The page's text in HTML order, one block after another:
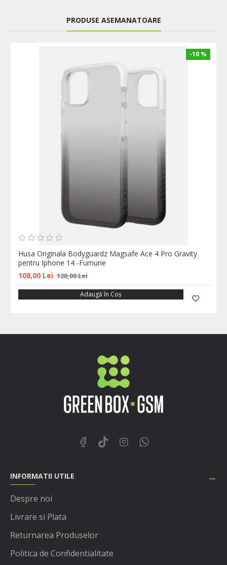
PRODUSE ASEMANATOARE
-10 %
Husa Originala Bodyguardz Magsafe Ace 4 Pro Gravity
pentru Iphone 14 -Fumurie
108,00 Lei 120,00 Lei
Adaugă în Coş
INFORMATII UTILE
Despre noi
Livrare si Plata
Returnarea Produselor
Politica de Confidentialitate